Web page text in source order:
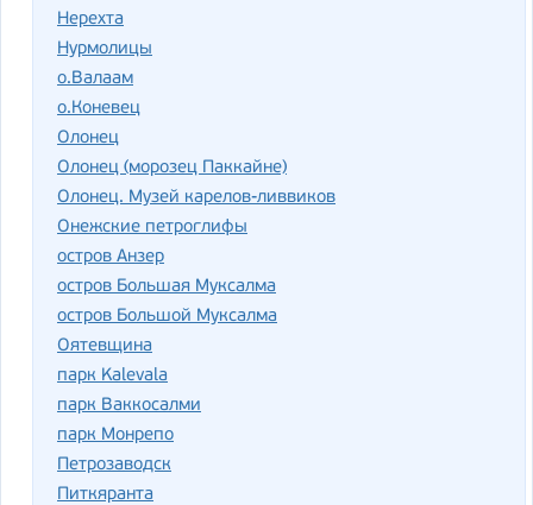
Нерехта
Нурмолицы
о.Валаам
о.Коневец
Олонец
Олонец (морозец Паккайне)
Олонец. Музей карелов-ливвиков
Онежские петроглифы
остров Анзер
остров Большая Муксалма
остров Большой Муксалма
Оятевщина
парк Kalevala
парк Ваккосалми
парк Монрепо
Петрозаводск
Питкяранта